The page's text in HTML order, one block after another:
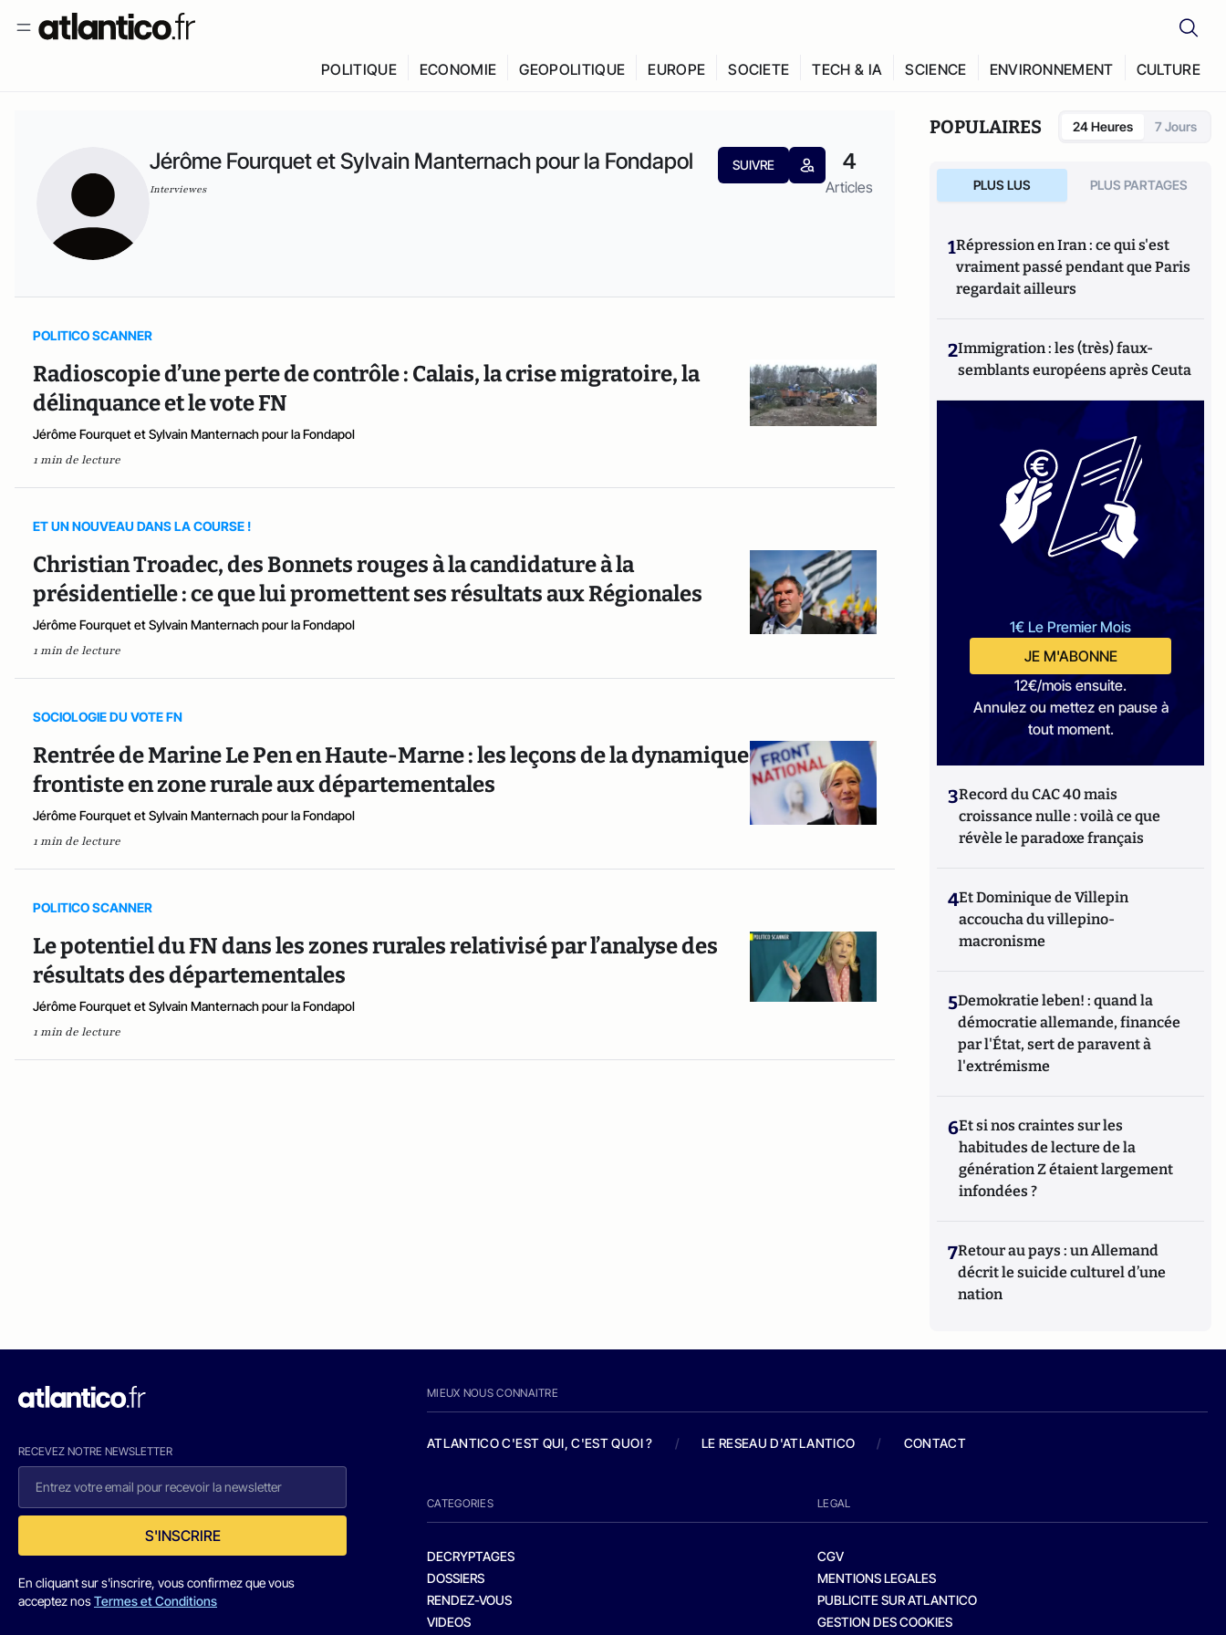
POLITIQUE ECONOMIE GEOPOLITIQUE EUROPE SOCIETE TECH & IA SCIENCE ENVIRONNEMENT CULTURE
Jérôme Fourquet et Sylvain Manternach pour la Fondapol
Interviewes
SUIVRE 4
Articles
POLITICO SCANNER
Radioscopie d’une perte de contrôle : Calais, la crise migratoire, la
délinquance et le vote FN
Jérôme Fourquet et Sylvain Manternach pour la Fondapol
1 min de lecture
ET UN NOUVEAU DANS LA COURSE !
Christian Troadec, des Bonnets rouges à la candidature à la
présidentielle : ce que lui promettent ses résultats aux Régionales
Jérôme Fourquet et Sylvain Manternach pour la Fondapol
1 min de lecture
SOCIOLOGIE DU VOTE FN
Rentrée de Marine Le Pen en Haute-Marne : les leçons de la dynamique
frontiste en zone rurale aux départementales
Jérôme Fourquet et Sylvain Manternach pour la Fondapol
1 min de lecture
POLITICO SCANNER
Le potentiel du FN dans les zones rurales relativisé par l’analyse des
résultats des départementales
Jérôme Fourquet et Sylvain Manternach pour la Fondapol
1 min de lecture
POPULAIRES 24 Heures 7 Jours
PLUS LUS PLUS PARTAGES
1Répression en Iran : ce qui s'est
vraiment passé pendant que Paris
regardait ailleurs
2Immigration : les (très) faux-
semblants européens après Ceuta
1€ Le Premier Mois
JE M'ABONNE
12€/mois ensuite.
Annulez ou mettez en pause à
tout moment.
3Record du CAC 40 mais
croissance nulle : voilà ce que
révèle le paradoxe français
4Et Dominique de Villepin
accoucha du villepino-
macronisme
5Demokratie leben! : quand la
démocratie allemande, financée
par l'État, sert de paravent à
l'extrémisme
6Et si nos craintes sur les
habitudes de lecture de la
génération Z étaient largement
infondées ?
7Retour au pays : un Allemand
décrit le suicide culturel d’une
nation
RECEVEZ NOTRE NEWSLETTER
S'INSCRIRE
En cliquant sur s'inscrire, vous confirmez que vous
acceptez nosTermes et Conditions
MIEUX NOUS CONNAITRE
ATLANTICO C'EST QUI, C'EST QUOI ? / LE RESEAU D'ATLANTICO / CONTACT
CATEGORIES
DECRYPTAGES
DOSSIERS
RENDEZ-VOUS
VIDEOS
LEGAL
CGV
MENTIONS LEGALES
PUBLICITE SUR ATLANTICO
GESTION DES COOKIES